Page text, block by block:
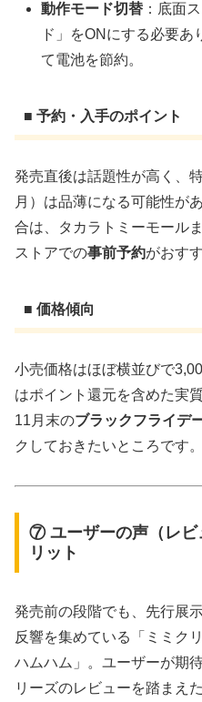
動作モード切替 ：底面
ド」をONにする必要あ
て電池を節約。
■ 予約・入手のポイント
発売直後は話題性が高く、
月）は品薄になる可能性が
合は、タカラトミーモール
ストアでの事前予約がおすす
■ 価格傾向
小売価格はほぼ横並びで
はポイント還元を含めた実
11月末のブラックフライデ
クしておきたいところです。
⑦ ユーザーの声（レビ
リット
発売前の段階でも、先行展
反響を集めている「ミミク
ハムハム」。ユーザーが期
リーズのレビューを踏まえ